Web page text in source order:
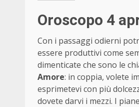
Oroscopo 4
Con i passaggi odierni
essere produttivi come
dimenticate che sono le
Amore: in coppia, volete
esprimetevi con più
dovete darvi i mezzi. I